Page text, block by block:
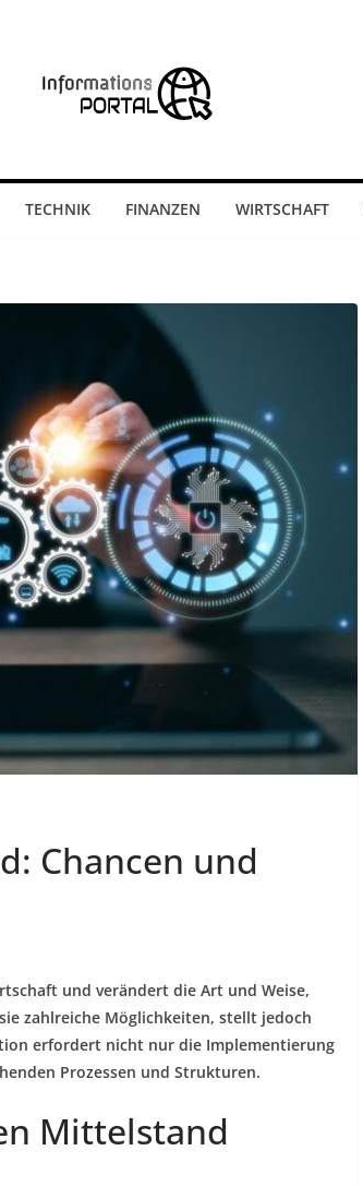
TECHNIK FINANZEN WIRTSCHAFT
Chancen und
und verändert die Art und Weise,
zahlreiche Möglichkeiten, stellt jedoch
erfordert nicht nur die Implementierung
Prozessen und Strukturen.
Mittelstand